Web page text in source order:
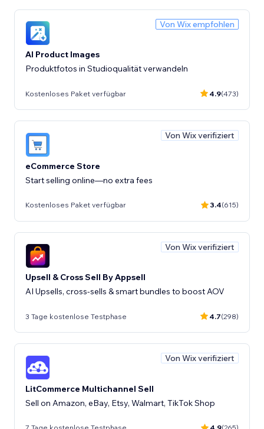
Von Wix empfohlen
AI Product Images
Produktfotos in Studioqualität verwandeln
Kostenloses Paket verfügbar 4.9(473)
Von Wix verifiziert
eCommerce Store
Start selling online—no extra fees
Kostenloses Paket verfügbar 3.4(615)
Von Wix verifiziert
Upsell & Cross Sell By Appsell
AI Upsells, cross-sells & smart bundles to boost AOV
3 Tage kostenlose Testphase 4.7(298)
Von Wix verifiziert
LitCommerce Multichannel Sell
Sell on Amazon, eBay, Etsy, Walmart, TikTok Shop